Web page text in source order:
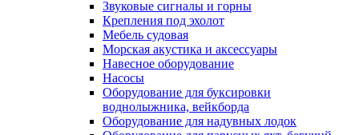
Звуковые сигналы и горны
Крепления под эхолот
Мебель судовая
Морская акустика и аксессуары
Навесное оборудование
Насосы
Оборудование для буксировки
воднолыжника, вейкборда
Оборудование для надувных лодок